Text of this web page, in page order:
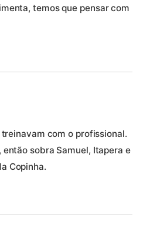
temos que pensar com
com o profissional.
então sobra Samuel, Itapera e
Copinha.